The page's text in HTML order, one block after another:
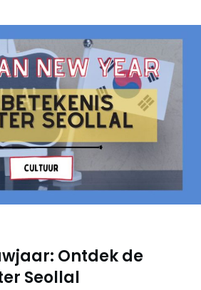
Ontdek de
Seollal